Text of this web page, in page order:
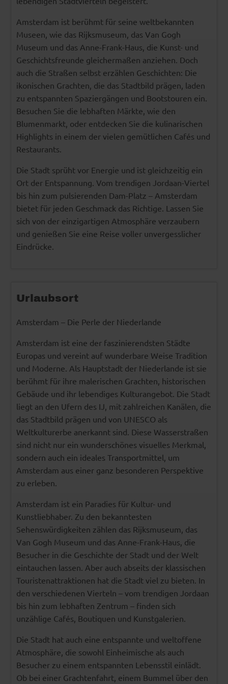
Amsterdam ist berühmt für seine weltbekannten
Museen, wie das Rijksmuseum, das Van Gogh
Museum und das Anne-Frank-Haus, die Kunst- und
Geschichtsfreunde gleichermaßen anziehen. Doch
auch die Straßen selbst erzählen Geschichten: Die
ikonischen Grachten, die das Stadtbild prägen, laden
zu entspannten Spaziergängen und Bootstouren ein.
Besuchen Sie die lebhaften Märkte, wie den
Blumenmarkt, oder entdecken Sie die kulinarischen
Highlights in einem der vielen gemütlichen Cafés und
Restaurants.
Die Stadt sprüht vor Energie und ist gleichzeitig ein
Ort der Entspannung. Vom trendigen Jordaan-Viertel
bis hin zum pulsierenden Dam-Platz – Amsterdam
bietet für jeden Geschmack das Richtige. Lassen Sie
sich von der einzigartigen Atmosphäre verzaubern
und genießen Sie eine Reise voller unvergesslicher
Eindrücke.
Urlaubsort
Amsterdam – Die Perle der Niederlande
Amsterdam ist eine der faszinierendsten Städte
Europas und vereint auf wunderbare Weise Tradition
und Moderne. Als Hauptstadt der Niederlande ist sie
berühmt für ihre malerischen Grachten, historischen
Gebäude und ihr lebendiges Kulturangebot. Die Stadt
liegt an den Ufern des IJ, mit zahlreichen Kanälen, die
das Stadtbild prägen und von UNESCO als
Weltkulturerbe anerkannt sind. Diese Wasserstraßen
sind nicht nur ein wunderschönes visuelles Merkmal,
sondern auch ein ideales Transportmittel, um
Amsterdam aus einer ganz besonderen Perspektive
zu erleben.
Amsterdam ist ein Paradies für Kultur- und
Kunstliebhaber. Zu den bekanntesten
Sehenswürdigkeiten zählen das Rijksmuseum, das
Van Gogh Museum und das Anne-Frank-Haus, die
Besucher in die Geschichte der Stadt und der Welt
eintauchen lassen. Aber auch abseits der klassischen
Touristenattraktionen hat die Stadt viel zu bieten. In
den verschiedenen Vierteln – vom trendigen Jordaan
bis hin zum lebhaften Zentrum – finden sich
unzählige Cafés, Boutiquen und Kunstgalerien.
Die Stadt hat auch eine entspannte und weltoffene
Atmosphäre, die sowohl Einheimische als auch
Besucher zu einem entspannten Lebensstil einlädt.
Ob bei einer Grachtenfahrt, einem Bummel über den